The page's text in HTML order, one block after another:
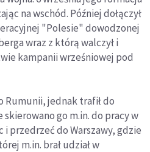
na wschód. Później dołączył
"Polesie" dowodzonej
wraz z którą walczył i
kampanii wrześniowej pod
Rumunii, jednak trafił do
skierowano go m.in. do pracy w
i przedrzeć do Warszawy, gdzie
m.in. brał udział w